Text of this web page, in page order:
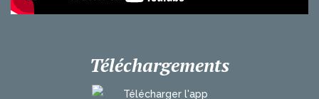
Téléchargements